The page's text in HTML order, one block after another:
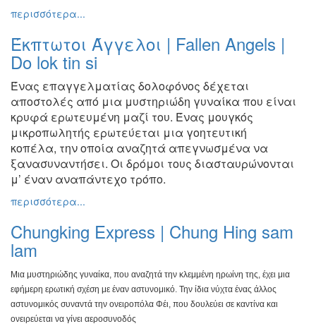
περισσότερα...
Έκπτωτοι Άγγελοι | Fallen Angels |
Do lok tin si
Ένας επαγγελματίας δολοφόνος δέχεται
αποστολές από μια μυστηριώδη γυναίκα που είναι
κρυφά ερωτευμένη μαζί του. Ένας μουγκός
μικροπωλητής ερωτεύεται μια γοητευτική
κοπέλα, την οποία αναζητά απεγνωσμένα να
ξανασυναντήσει. Οι δρόμοι τους διασταυρώνονται
μ’ έναν αναπάντεχο τρόπο.
περισσότερα...
Chungking Express | Chung Hing sam
lam
Μια μυστηριώδης γυναίκα, που αναζητά την κλεμμένη ηρωίνη της, έχει μια
εφήμερη ερωτική σχέση με έναν αστυνομικό. Την ίδια νύχτα ένας άλλος
αστυνομικός συναντά την ονειροπόλα Φέι, που δουλεύει σε καντίνα και
ονειρεύεται να γίνει αεροσυνοδός